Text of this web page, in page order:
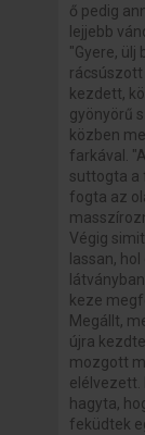
ő pedig
lejjebb
"Gyere, ülj
kezdett,
gyönyörű
közben
farkával.
suttogta a
fogta az
Végig
lassan,
keze
Megállt,
újra
mozgott
elélvezett.
hagyta,
feküdtek